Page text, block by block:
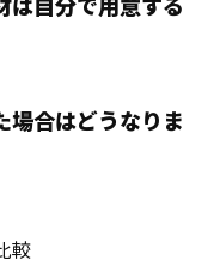
場合はどうなりま
較